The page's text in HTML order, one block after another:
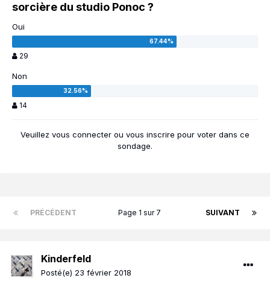
sorcière du studio Ponoc ?
Oui
29
Non
14
Veuillez vous connecter ou vous inscrire pour voter dans ce
sondage.
PRÉCÉDENT SUIVANT
Page 1 sur 7
Kinderfeld
Posté(e) 23 février 2018